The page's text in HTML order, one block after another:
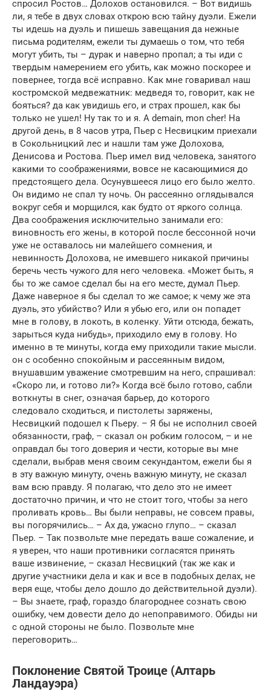
спросил Ростов… Долохов остановился. – Вот видишь
ли, я тебе в двух словах открою всю тайну дуэли. Ежели
ты идешь на дуэль и пишешь завещания да нежные
письма родителям, ежели ты думаешь о том, что тебя
могут убить, ты – дурак и наверно пропал; а ты иди с
твердым намерением его убить, как можно поскорее и
повернее, тогда всё исправно. Как мне говаривал наш
костромской медвежатник: медведя то, говорит, как не
бояться? да как увидишь его, и страх прошел, как бы
только не ушел! Ну так то и я. A demain, mon cher! На
другой день, в 8 часов утра, Пьер с Несвицким приехали
в Сокольницкий лес и нашли там уже Долохова,
Денисова и Ростова. Пьер имел вид человека, занятого
какими то соображениями, вовсе не касающимися до
предстоящего дела. Осунувшееся лицо его было желто.
Он видимо не спал ту ночь. Он рассеянно оглядывался
вокруг себя и морщился, как будто от яркого солнца.
Два соображения исключительно занимали его:
виновность его жены, в которой после бессонной ночи
уже не оставалось ни малейшего сомнения, и
невинность Долохова, не имевшего никакой причины
беречь честь чужого для него человека. «Может быть, я
бы то же самое сделал бы на его месте, думал Пьер.
Даже наверное я бы сделал то же самое; к чему же эта
дуэль, это убийство? Или я убью его, или он попадет
мне в голову, в локоть, в коленку. Уйти отсюда, бежать,
зарыться куда нибудь», приходило ему в голову. Но
именно в те минуты, когда ему приходили такие мысли.
он с особенно спокойным и рассеянным видом,
внушавшим уважение смотревшим на него, спрашивал:
«Скоро ли, и готово ли?» Когда всё было готово, сабли
воткнуты в снег, означая барьер, до которого
следовало сходиться, и пистолеты заряжены,
Несвицкий подошел к Пьеру. – Я бы не исполнил своей
обязанности, граф, – сказал он робким голосом, – и не
оправдал бы того доверия и чести, которые вы мне
сделали, выбрав меня своим секундантом, ежели бы я
в эту важную минуту, очень важную минуту, не сказал
вам всю правду. Я полагаю, что дело это не имеет
достаточно причин, и что не стоит того, чтобы за него
проливать кровь… Вы были неправы, не совсем правы,
вы погорячились… – Ах да, ужасно глупо… – сказал
Пьер. – Так позвольте мне передать ваше сожаление, и
я уверен, что наши противники согласятся принять
ваше извинение, – сказал Несвицкий (так же как и
другие участники дела и как и все в подобных делах, не
веря еще, чтобы дело дошло до действительной дуэли).
– Вы знаете, граф, гораздо благороднее сознать свою
ошибку, чем довести дело до непоправимого. Обиды ни
с одной стороны не было. Позвольте мне
переговорить…
Поклонение Святой Троице (Алтарь
Ландауэра)